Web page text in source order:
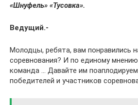
«Шнуфель» «Тусовка».
Ведущий.-
Молодцы, ребята, вам понравились
соревнования? И по единому
команда … Давайте им
победителей и участников